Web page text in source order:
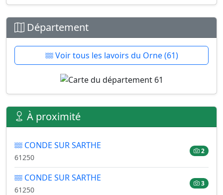
Département
Voir tous les lavoirs du Orne (61)
À proximité
CONDE SUR SARTHE
61250
2
CONDE SUR SARTHE
61250
3